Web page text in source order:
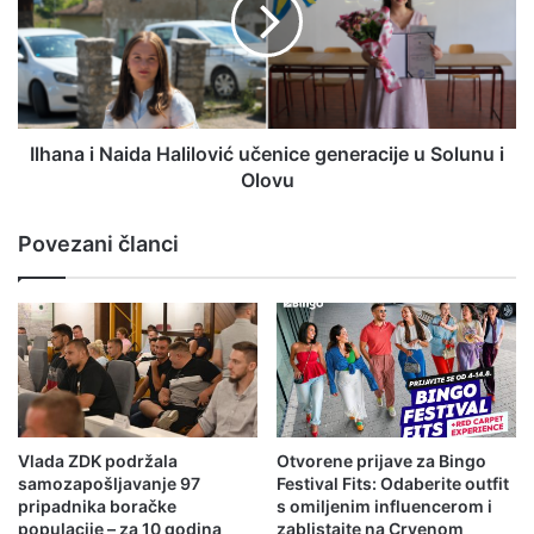
i
o
i
s
4
v
o
z
a
č
a
z
g
o
n
a
N
a
a
l
i
l
o
v
i
ć
u
č
e
n
Ilhana i Naida Halilović učenice generacije u Solunu i
Olovu
Povezani članci
Vlada ZDK podržala
samozapošljavanje 97
pripadnika boračke
populacije – za 10 godina
Otvorene prijave za Bingo
Festival Fits: Odaberite outfit
s omiljenim influencerom i
zablistajte na Crvenom